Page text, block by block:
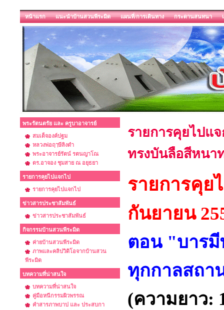
หน้าแรก แนะนำบ้านสวนพีระมิด แผนที่/การเดินทาง กระดานสนทนา
พระรัตนตรัย และ ครูบาอาจารย์
สมเด็จองค์ปฐม
หลวงพ่อฤๅษีลิงดำ
พระอาจารย์รัตน์ รตนญาโณ
ดร.อาจอง ชุมสาย ณ อยุธยา
รายการคุยไปแจกไป
รายการคุยไปแจกไป
ข่าวสารประชาสัมพันธ์
ข่าวสารประชาสัมพันธ์
กิจกรรมบ้านสวนพีระมิด
ค่ายบ้านสวนพีระมิด
ภาพและคลิปวิดิโอจากบ้านสวน
พีระมิด
บทความที่น่าสนใจ
บทความที่น่าสนใจ
คู่มือหนีกรรมผิวพรรณ
คำสารภาพบาป และ ประสบกา
รายการคุยไปแ
ทรงบันลือสีหนา
รายการคุ
กันยายน
ตอน "บารมี
ทุกกาลสถา
(ความยาว: